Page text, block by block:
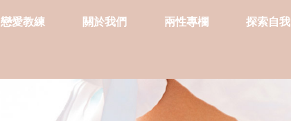
戀愛教練 關於我們 兩性專欄 探索自我